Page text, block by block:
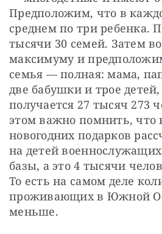
Предположим, что в
среднем по три ребенка.
тысячи 30 семей. Затем
максимуму и
семья — полная: мама,
две бабушки и трое
получается 27 тысяч 273
этом важно помнить, что
новогодних подарков
на детей
базы, а это 4 тысячи
То есть на самом деле
проживающих в Южной
меньше.